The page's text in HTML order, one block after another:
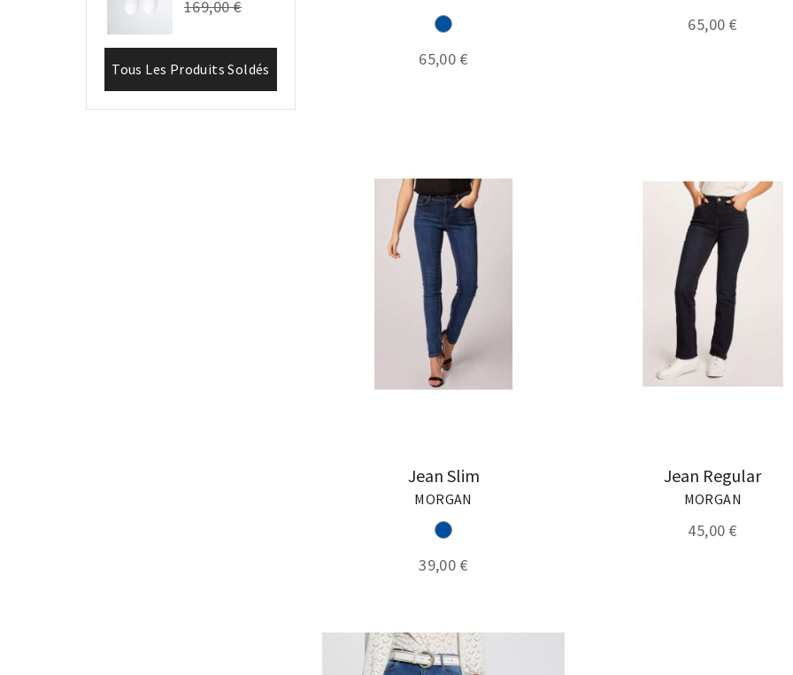
169,00 €
Tous Les Produits Soldés
65,00 €
65,00 €
Jean Slim
MORGAN
39,00 €
Jean Regular
MORGAN
45,00 €